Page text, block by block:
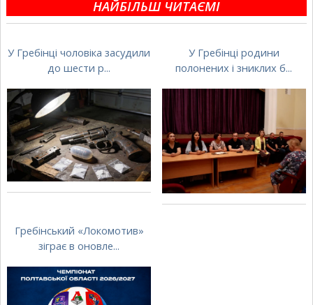
НАЙБІЛЬШ ЧИТАЄМІ
У Гребінці чоловіка засудили
до шести р...
У Гребінці родини
полонених і зниклих б...
Гребінський «Локомотив»
зіграє в оновле...